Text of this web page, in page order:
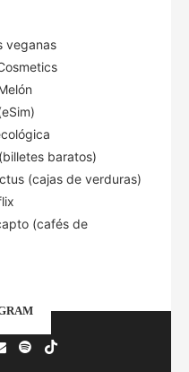
veganas
baratos)
(cajas de verduras)
(cafés de